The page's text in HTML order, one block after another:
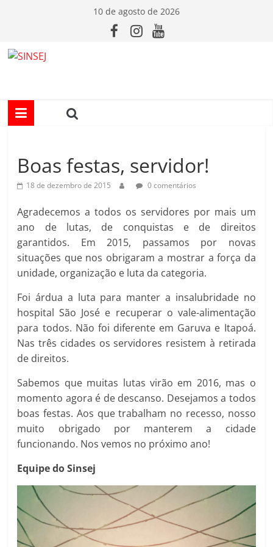
conteúdo
10 de agosto de 2026
I
S
E
Boas festas, servidor!
18 de dezembro de 2015 0 comentários
Agradecemos a todos os servidores por mais um
ano de lutas, de conquistas e de direitos
garantidos. Em 2015, passamos por novas
situações que nos obrigaram a mostrar a força da
unidade, organização e luta da categoria.
Foi árdua a luta para manter a insalubridade no
hospital São José e recuperar o vale-alimentação
para todos. Não foi diferente em Garuva e Itapoá.
Nas três cidades os servidores resistem à retirada
de direitos.
Sabemos que muitas lutas virão em 2016, mas o
momento agora é de descanso. Desejamos a todos
boas festas. Aos que trabalham no recesso, nosso
muito obrigado por manterem a cidade
funcionando. Nos vemos no próximo ano!
Equipe do Sinsej